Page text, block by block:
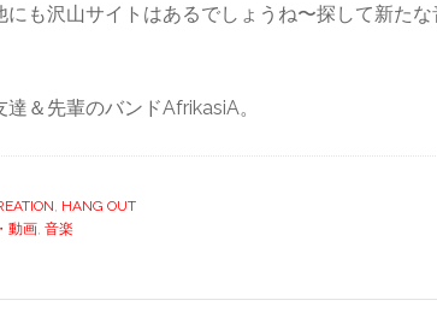
にも沢山サイトはあるでしょうね〜探して新た
＆先輩のバンドAfrikasiA。
, HANG OUT
動画, 音楽